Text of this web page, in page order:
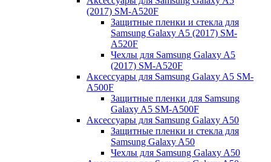
(2017) SM-A520F
Защитные пленки и стекла для
Samsung Galaxy A5 (2017) SM-
A520F
Чехлы для Samsung Galaxy A5
(2017) SM-A520F
Аксессуары для Samsung Galaxy A5 SM-
A500F
Защитные пленки для Samsung
Galaxy A5 SM-A500F
Аксессуары для Samsung Galaxy A50
Защитные пленки и стекла для
Samsung Galaxy A50
Чехлы для Samsung Galaxy A50